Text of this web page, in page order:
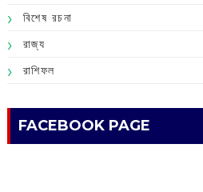
বিশেষ রচনা
রাজ্য
রাশিফল
FACEBOOK PAGE